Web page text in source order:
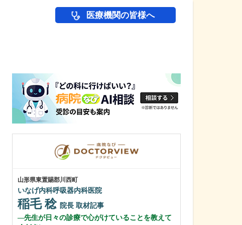
医療機関の皆様へ
山形県東置賜郡川西町
いなげ内科呼吸器内科医院
稲毛 稔 院長 取材記事
先生が日々の診療で心がけていることを教えて